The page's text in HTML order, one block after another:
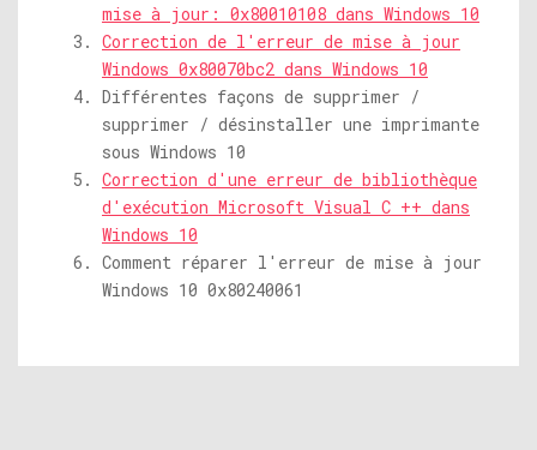
mise à jour: 0x80010108 dans Windows 10
Correction de l'erreur de mise à jour
Windows 0x80070bc2 dans Windows 10
Différentes façons de supprimer /
supprimer / désinstaller une imprimante
sous Windows 10
Correction d'une erreur de bibliothèque
d'exécution Microsoft Visual C ++ dans
Windows 10
Comment réparer l'erreur de mise à jour
Windows 10 0x80240061